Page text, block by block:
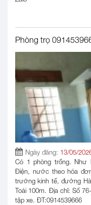
Phòng trọ
Ngày đăng: 13/05/
Có 1 phòng trống. Như
Điện, nước theo hóa
trường kinh tế, đường
Toái 100m. Địa chỉ: Số
tập xe. ĐT:0914539666